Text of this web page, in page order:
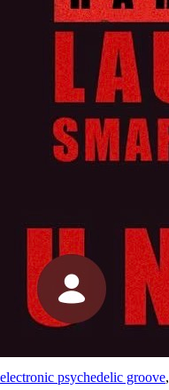
electronic psychedelic groove,